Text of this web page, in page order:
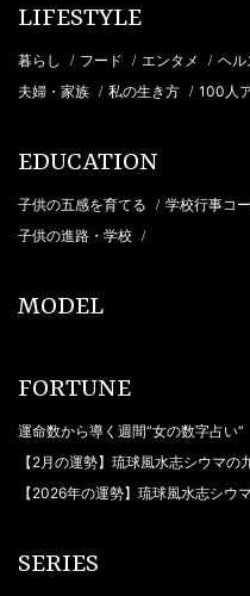
LIFESTYLE
暮らし / フード / エンタメ / ヘル
夫婦・家族 / 私の生き方 / 100人
EDUCATION
子供の五感を育てる / 学校行事コ
子供の進路・学校 /
MODEL
FORTUNE
運命数から導く週間“女の数字占い”
【2月の運勢】琉球風水志シウマの
【2026年の運勢】琉球風水志シウ
SERIES